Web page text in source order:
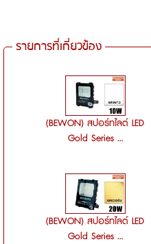
รายการที่เกี่ยวข้อง
(BEWON) สปอร์ทไลต์ LED
Gold Series ...
(BEWON) สปอร์ทไลต์ LED
Gold Series ...